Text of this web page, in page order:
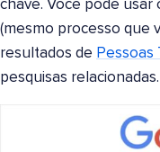
chave. Você pode usar
(mesmo processo que
resultados de Pessoas
pesquisas relacionadas.